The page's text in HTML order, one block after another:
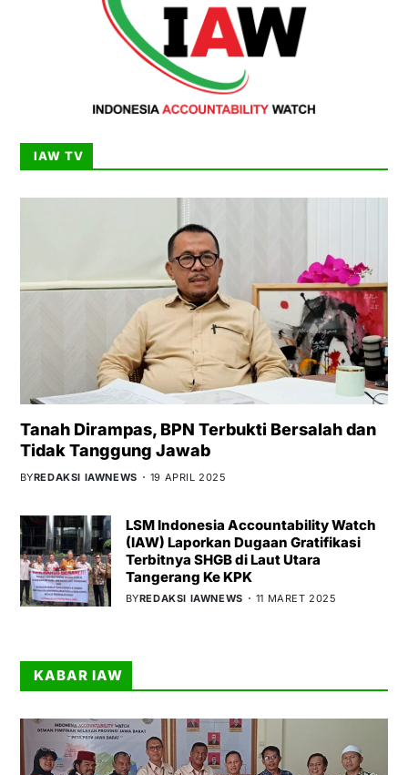
IAW TV
Tanah Dirampas, BPN Terbukti Bersalah dan
Tidak Tanggung Jawab
BYREDAKSI IAWNEWS 19 APRIL 2025
LSM Indonesia Accountability Watch
(IAW) Laporkan Dugaan Gratifikasi
Terbitnya SHGB di Laut Utara
Tangerang Ke KPK
BYREDAKSI IAWNEWS 11 MARET 2025
KABAR IAW